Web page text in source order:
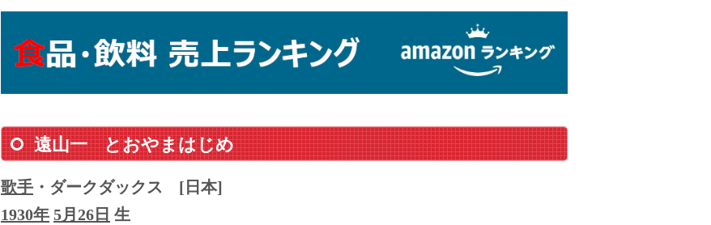
遠山一 とおやまはじめ
歌手 ・ダークダックス
[日本]
1930年 5月26日 生